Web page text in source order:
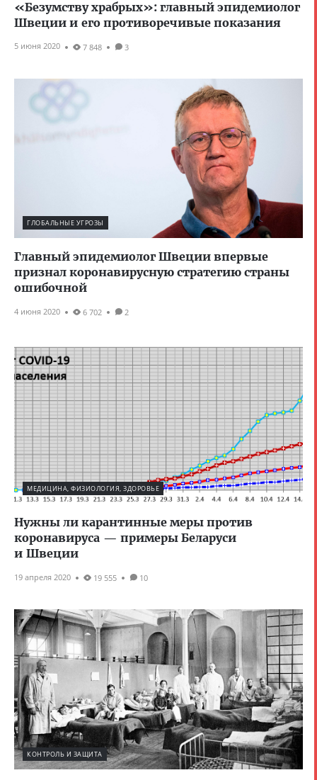
«Безумству храбрых»: главный эпидемиолог
Швеции и его противоречивые показания
5 июня 2020 7 848 3
ГЛОБАЛЬНЫЕ УГРОЗЫ
Главный эпидемиолог Швеции впервые
признал коронавирусную стратегию страны
ошибочной
4 июня 2020 6 702 2
МЕДИЦИНА, ФИЗИОЛОГИЯ, ЗДОРОВЬЕ
Нужны ли карантинные меры против
коронавируса — примеры Беларуси
и Швеции
19 апреля 2020 19 555 10
КОНТРОЛЬ И ЗАЩИТА